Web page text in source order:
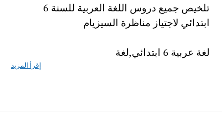
تلخيص جميع دروس اللغة العربية للسنة 6
ابتدائي لاجتياز مناظرة السيزيام
لغة عربية 6 ابتدائي,لغة
إقرأ المزيد